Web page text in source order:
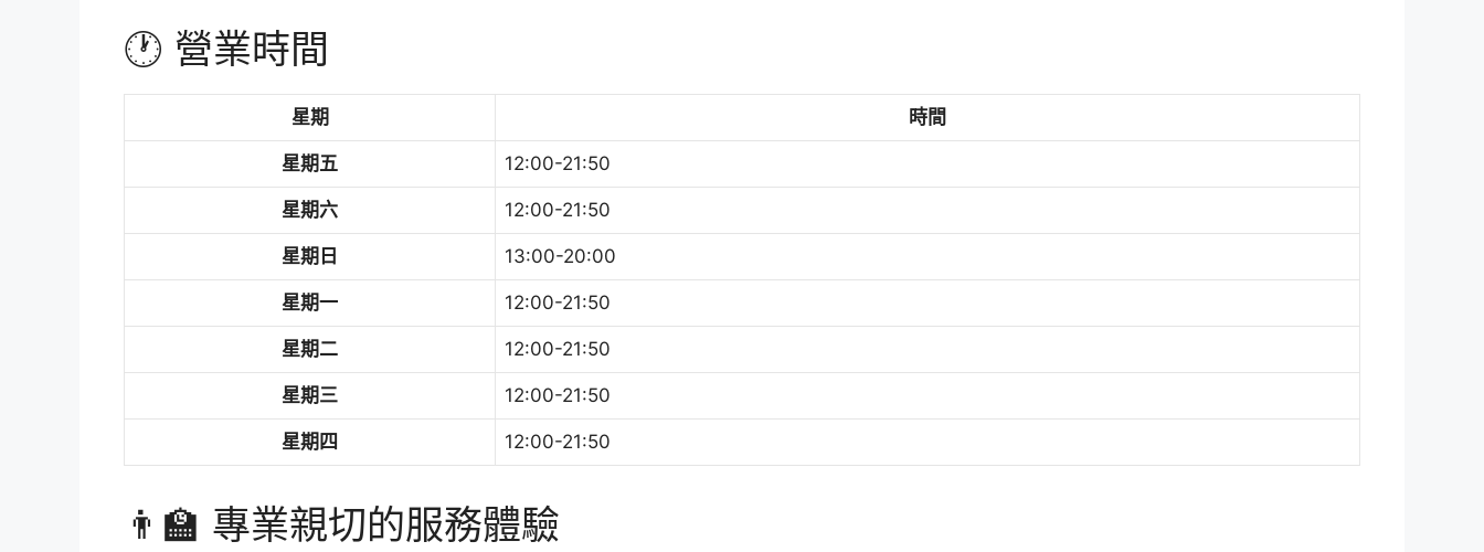
🕐 營業時間
星期 時間
星期五 12:00-21:50
星期六 12:00-21:50
星期日 13:00-20:00
星期一 12:00-21:50
星期二 12:00-21:50
星期三 12:00-21:50
星期四 12:00-21:50
👨‍🏫 專業親切的服務體驗